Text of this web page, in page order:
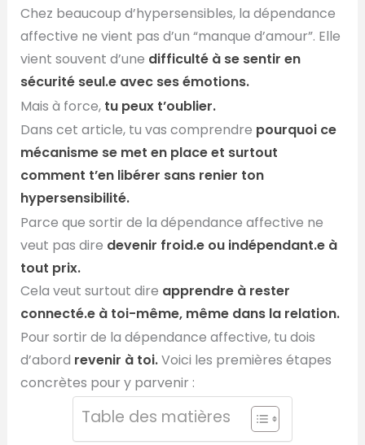
Chez beaucoup d’hypersensibles, la dépendance
affective ne vient pas d’un “manque d’amour”. Elle
vient souvent d’une difficulté à se sentir en
sécurité seul.e avec ses émotions.
Mais à force, tu peux t’oublier.
Dans cet article, tu vas comprendre pourquoi ce
mécanisme se met en place et surtout
comment t’en libérer sans renier ton
hypersensibilité.
Parce que sortir de la dépendance affective ne
veut pas dire devenir froid.e ou indépendant.e à
tout prix.
Cela veut surtout dire apprendre à rester
connecté.e à toi-même, même dans la relation.
Pour sortir de la dépendance affective, tu dois
d’abord revenir à toi.Voici les premières étapes
concrètes pour y parvenir :
Table des matières